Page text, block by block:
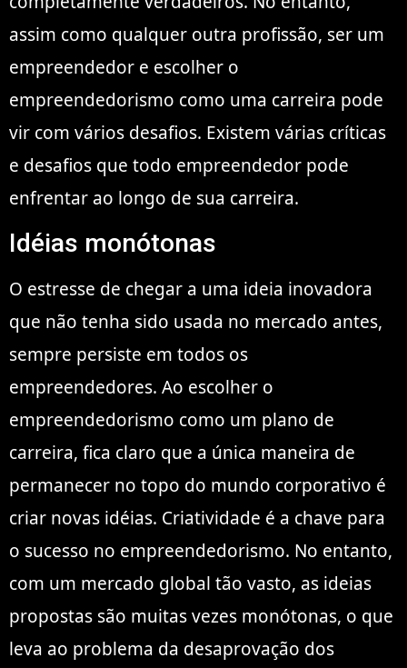
assim como qualquer outra profissão, ser um
empreendedor e escolher o
empreendedorismo como uma carreira pode
vir com vários desafios. Existem várias críticas
e desafios que todo empreendedor pode
enfrentar ao longo de sua carreira.
Idéias monótonas
O estresse de chegar a uma ideia inovadora
que não tenha sido usada no mercado antes,
sempre persiste em todos os
empreendedores. Ao escolher o
empreendedorismo como um plano de
carreira, fica claro que a única maneira de
permanecer no topo do mundo corporativo é
criar novas idéias. Criatividade é a chave para
o sucesso no empreendedorismo. No entanto,
com um mercado global tão vasto, as ideias
propostas são muitas vezes monótonas, o que
leva ao problema da desaprovação dos